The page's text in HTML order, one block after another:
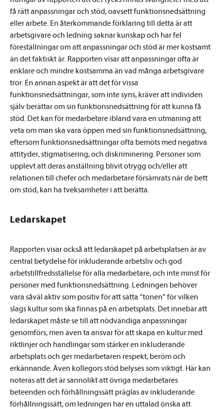
få rätt anpassningar och stöd, oavsett funktionsnedsättning
eller arbete. En återkommande förklaring till detta är att
arbetsgivare och ledning saknar kunskap och har fel
föreställningar om att anpassningar och stöd är mer kostsamt
än det faktiskt är. Rapporten visar att anpassningar ofta är
enklare och mindre kostsamma än vad många arbetsgivare
tror. En annan aspekt är att det för vissa
funktionsnedsättningar, som inte syns, kräver att individen
själv berättar om sin funktionsnedsättning för att kunna få
stöd. Det kan för medarbetare ibland vara en utmaning att
veta om man ska vara öppen med sin funktionsnedsättning,
eftersom funktionsnedsättningar ofta bemöts med negativa
attityder, stigmatisering, och diskriminering. Personer som
upplevt att deras anställning blivit otrygg och/eller att
relationen till chefer och medarbetare försämrats när de bett
om stöd, kan ha tveksamheter i att berätta.
Ledarskapet
Rapporten visar också att ledarskapet på arbetsplatsen är av
central betydelse för inkluderande arbetsliv och god
arbetstillfredsställelse för alla medarbetare, och inte minst för
personer med funktionsnedsättning. Ledningen behöver
vara såväl aktiv som positiv för att sätta “tonen” för vilken
slags kultur som ska finnas på en arbetsplats. Det innebär att
ledarskapet måste se till att nödvändiga anpassningar
genomförs, men även ta ansvar för att skapa en kultur med
riktlinjer och handlingar som stärker en inkluderande
arbetsplats och ger medarbetaren respekt, beröm och
erkännande. Även kollegors stöd belyses som viktigt. Här kan
noteras att det är sannolikt att övriga medarbetares
beteenden och förhållningssätt präglas av inkluderande
förhållningssätt, om ledningen har en uttalad önska att